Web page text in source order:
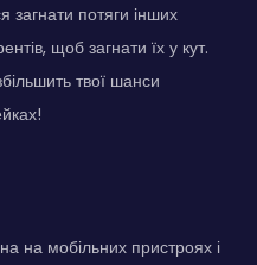
загнати потяги інших
щоб загнати їх у кут.
твої шанси
на мобільних пристроях і